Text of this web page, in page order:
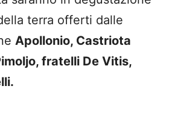
terra offerti dalle
Apollonio, Castriota
fratelli De Vitis,